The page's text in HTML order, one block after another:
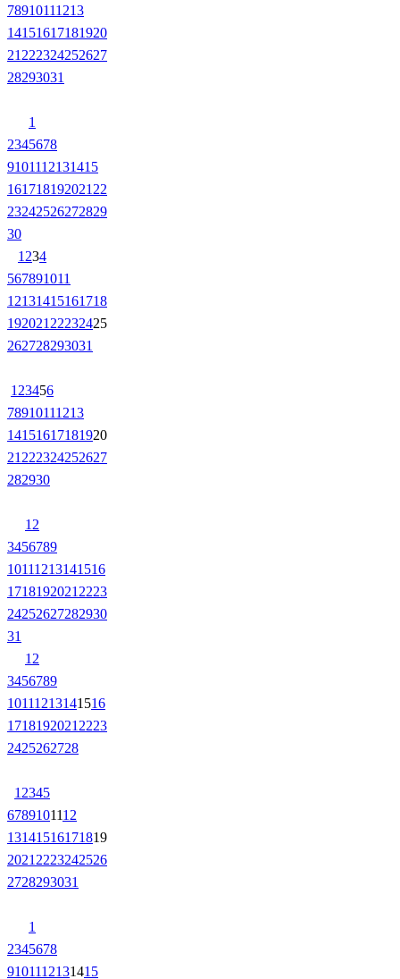
78910111213
14151617181920
21222324252627
28293031
1
2345678
9101112131415
16171819202122
23242526272829
30
1234
567891011
12131415161718
19202122232425
262728293031
123456
78910111213
14151617181920
21222324252627
282930
12
3456789
10111213141516
17181920212223
24252627282930
31
12
3456789
10111213141516
17181920212223
2425262728
12345
6789101112
13141516171819
20212223242526
2728293031
1
2345678
9101112131415